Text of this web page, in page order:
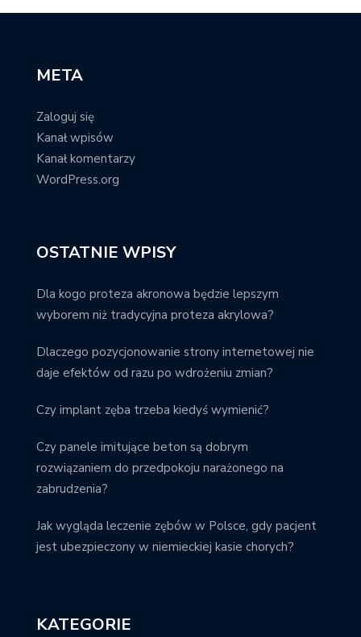
META
Zaloguj się
Kanał wpisów
Kanał komentarzy
WordPress.org
OSTATNIE WPISY
Dla kogo proteza akronowa będzie lepszym
wyborem niż tradycyjna proteza akrylowa?
Dlaczego pozycjonowanie strony internetowej nie
daje efektów od razu po wdrożeniu zmian?
Czy implant zęba trzeba kiedyś wymienić?
Czy panele imitujące beton są dobrym
rozwiązaniem do przedpokoju narażonego na
zabrudzenia?
Jak wygląda leczenie zębów w Polsce, gdy pacjent
jest ubezpieczony w niemieckiej kasie chorych?
KATEGORIE